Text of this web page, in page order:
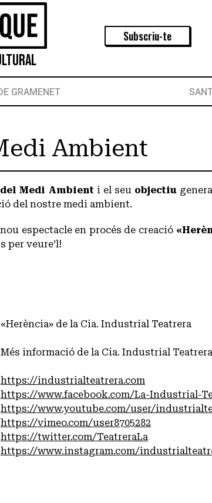
Subscriu-te
GRAMENET
Ambient
Medi Ambient i el seu objectiu
del nostre medi ambient.
espectacle en procés de creació
per veure’l!
«Herència» de la Cia. Industrial Teatrera
Més informació de la Cia. Industrial
https://industrialteatrera.com
https://www.facebook.com/La-Industrial-
https://www.youtube.com/user/
https://vimeo.com/user8705282
https://twitter.com/TeatreraLa
https://www.instagram.com/